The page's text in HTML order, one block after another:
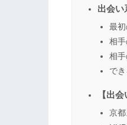
出会い
最
相
相
で
【出
京